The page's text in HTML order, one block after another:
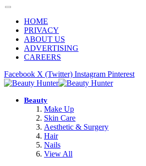
HOME
PRIVACY
ABOUT US
ADVERTISING
CAREERS
Facebook X (Twitter) Instagram Pinterest
Beauty
Make Up
Skin Care
Aesthetic & Surgery
Hair
Nails
View All